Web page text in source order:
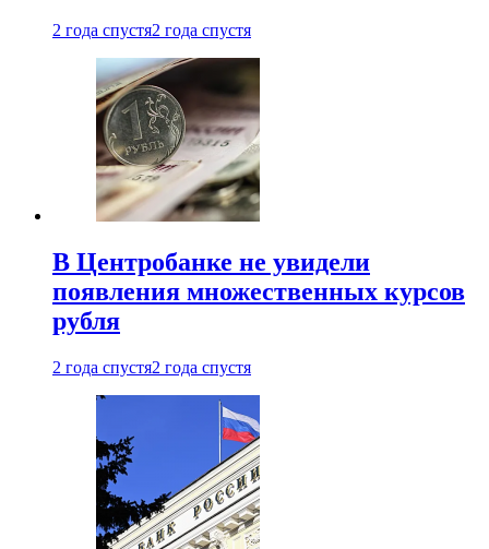
2 года спустя2 года спустя
В Центробанке не увидели
появления множественных курсов
рубля
2 года спустя2 года спустя